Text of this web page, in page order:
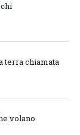
terra chiamata
volano